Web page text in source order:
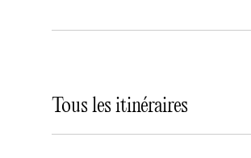
Tous les itinéraires